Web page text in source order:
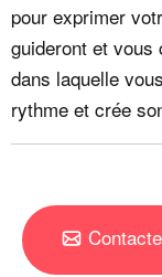
pour exprimer
guideront et vous
dans laquelle
rythme et crée